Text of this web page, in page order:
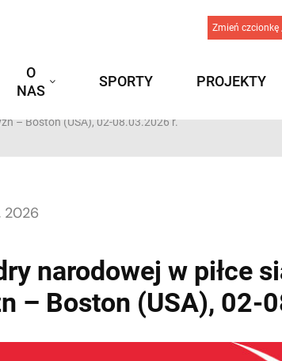
Zmień
O
NAS
SPORTY PROJEKTY
– Boston (USA), 02-08.03.2026 r.
2026
narodowej w piłce
– Boston (USA), 02-